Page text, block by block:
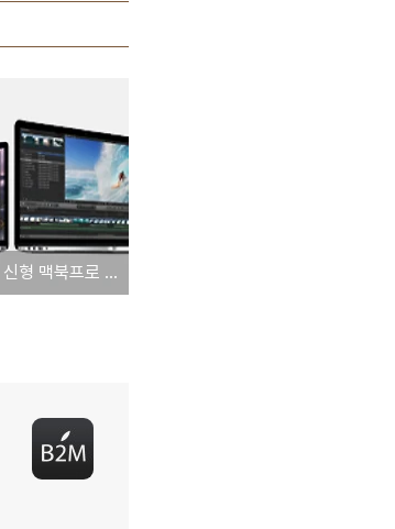
애플, 2014 신형 맥북프로 판매 개시! '성능은 올리고 가격은 내리고'